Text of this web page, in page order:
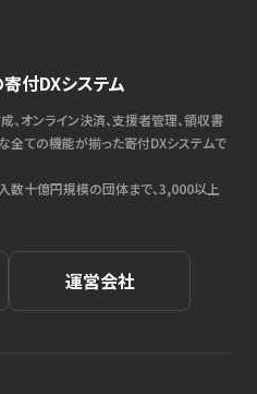
付DXシステム
、オンライン決済、支援者管理、領収書
全ての機能が揃った寄付DXシステムで
数十億円規模の団体まで、3,000以上
運営会社